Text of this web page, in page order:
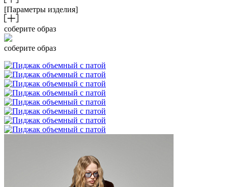
[Параметры изделия]
соберите образ
соберите образ